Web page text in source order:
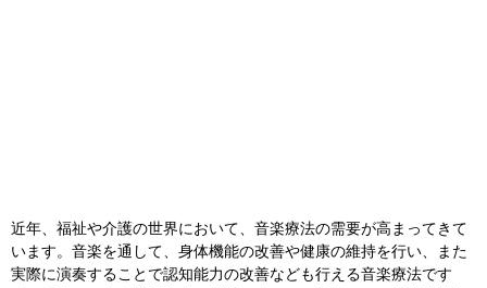
近年、福祉や介護の世界において、音楽療法の需要が高まってきて
います。音楽を通して、身体機能の改善や健康の維持を行い、また
実際に演奏することで認知能力の改善なども行える音楽療法です